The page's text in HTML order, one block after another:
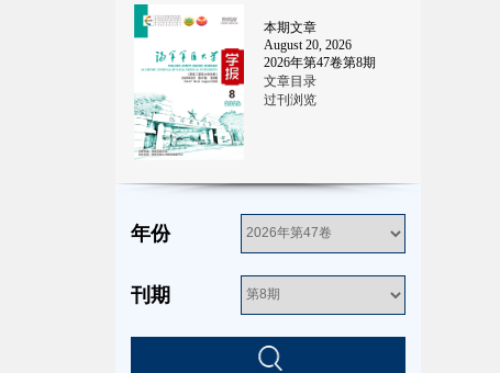
本期文章
August 20, 2026
2026年第47卷第8期
文章目录
过刊浏览
年份
刊期